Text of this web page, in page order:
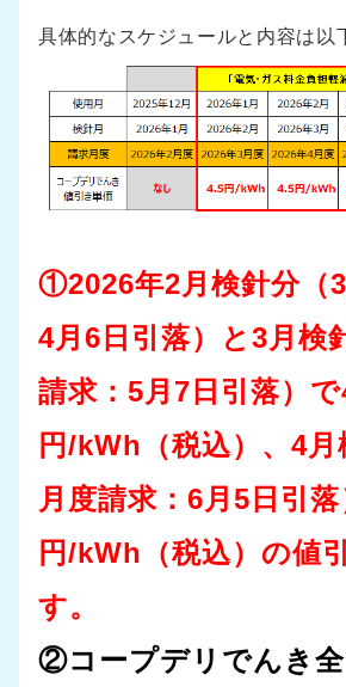
具体的なスケジュールと内容は以
①2026年2月検針分（3
4月6日引落）と3月検
請求：5月7日引落）
円/kWh（税込）、4月
月度請求：6月5日引
円/kWh（税込）の値
す。
②コープデリでんき